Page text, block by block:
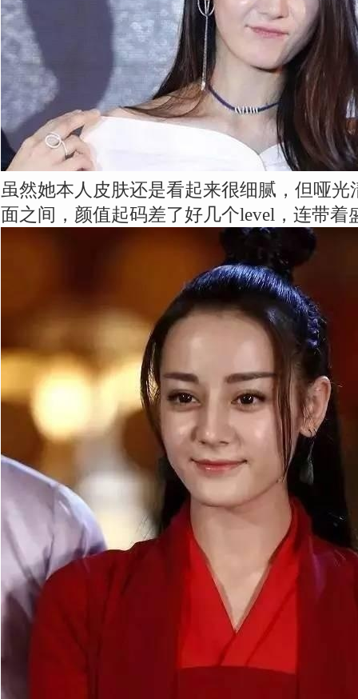
虽然她本人皮肤还是看起来很细腻，但哑
面之间，颜值起码差了好几个level，连带着